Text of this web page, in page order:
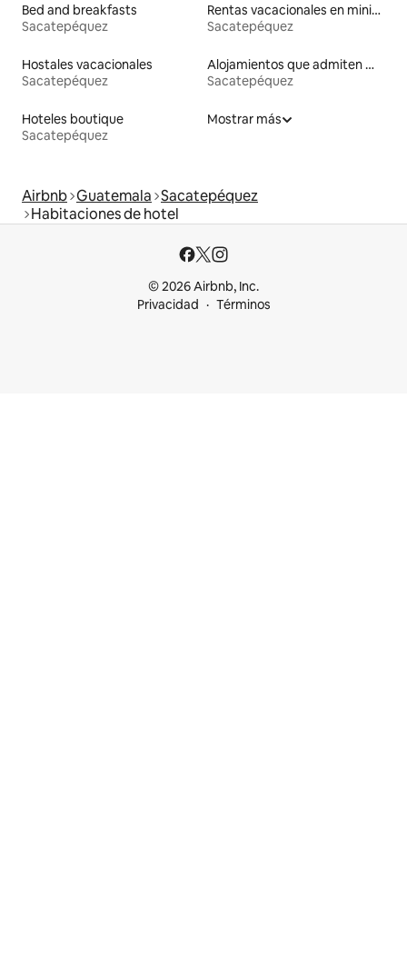
Bed and breakfasts
Sacatepéquez
Rentas vacacionales en minicasas
Sacatepéquez
Hostales vacacionales
Sacatepéquez
Alojamientos que admiten mascotas
Sacatepéquez
Hoteles boutique
Sacatepéquez
Mostrar más
Airbnb Guatemala Sacatepéquez
Habitaciones de hotel
© 2026 Airbnb, Inc.
Privacidad
Términos